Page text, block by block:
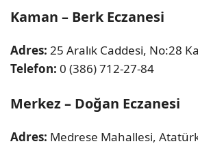
Kaman – Berk Eczanesi
Adres: 25 Aralık Caddesi, No:28
Telefon: 0 (386) 712-27-84
Merkez – Doğan Eczanesi
Adres: Medrese Mahallesi,